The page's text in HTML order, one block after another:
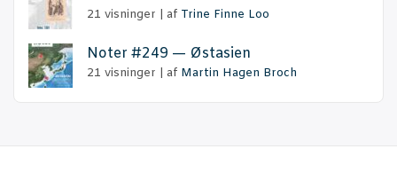
21 visninger af Trine Finne Loo
Noter #249 — Østasien
21 visninger af Martin Hagen Broch